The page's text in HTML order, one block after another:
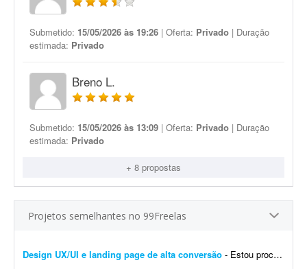
Submetido: 15/05/2026 às 19:26 | Oferta: Privado | Duração
estimada: Privado
Breno L.
Submetido: 15/05/2026 às 13:09 | Oferta: Privado | Duração
estimada: Privado
+ 8 propostas
Projetos semelhantes no 99Freelas
Design UX/UI e landing page de alta conversão - Estou procurando um profissional freelancer especializado em UX/UI e landing pages para desenvolver a experiência e a interface completas do meu site. O objetivo é criar uma presen&cc...